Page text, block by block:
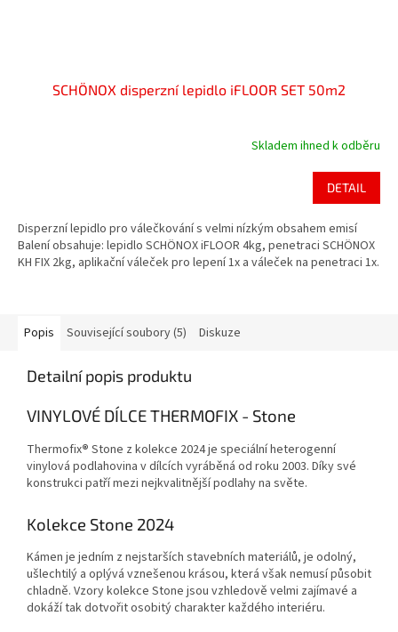
SCHÖNOX disperzní lepidlo iFLOOR SET 50m2
Skladem ihned k odběru
DETAIL
Disperzní lepidlo pro válečkování s velmi nízkým obsahem emisí
Balení obsahuje: lepidlo SCHÖNOX iFLOOR 4kg, penetraci SCHÖNOX
KH FIX 2kg, aplikační váleček pro lepení 1x a váleček na penetraci 1x.
Popis Související soubory (5) Diskuze
Detailní popis produktu
VINYLOVÉ DÍLCE THERMOFIX - Stone
Thermofix® Stone z kolekce 2024 je speciální heterogenní
vinylová podlahovina v dílcích vyráběná od roku 2003. Díky své
konstrukci patří mezi nejkvalitnější podlahy na světe.
Kolekce Stone 2024
Kámen je jedním z nejstarších stavebních materiálů, je odolný,
ušlechtilý a oplývá vznešenou krásou, která však nemusí působit
chladně. Vzory kolekce Stone jsou vzhledově velmi zajímavé a
dokáží tak dotvořit osobitý charakter každého interiéru.